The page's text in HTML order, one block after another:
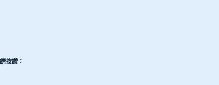
請按讚：